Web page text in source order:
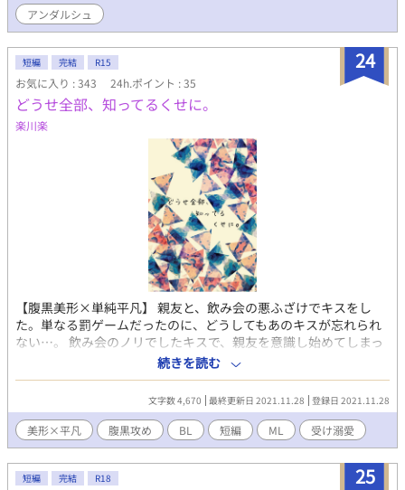
アンダルシュ
24
短編 完結 R15
お気に入り : 343 24h.ポイント : 35
どうせ全部、知ってるくせに。
楽川楽
【腹黒美形×単純平凡】 親友と、飲み会の悪ふざけでキスをし
た。単なる罰ゲームだったのに、どうしてもあのキスが忘れられ
ない…。 飲み会のノリでしたキスで、親友を意識し始めてしまっ
た単純な受けが、まんまと腹黒攻めに捕まるお話。 ※fujossyさん
の属性コンテスト『ノンケ受け』部門にて優秀賞をいただいた作
続きを読む
文字数 4,670 最終更新日 2021.11.28 登録日 2021.11.28
美形×平凡 腹黒攻め BL 短編 ML 受け溺愛
25
短編 完結 R18